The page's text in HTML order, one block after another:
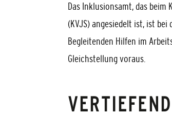
Das Inklusionsamt, das beim
(KVJS)angesiedelt ist, ist bei
Begleitenden Hilfen im
Gleichstellung voraus.